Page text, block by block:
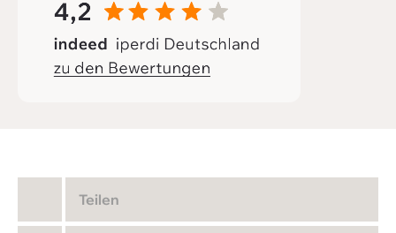
Teilen